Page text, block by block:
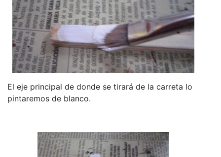
El eje principal de donde se tirará de la carreta lo
pintaremos de blanco.